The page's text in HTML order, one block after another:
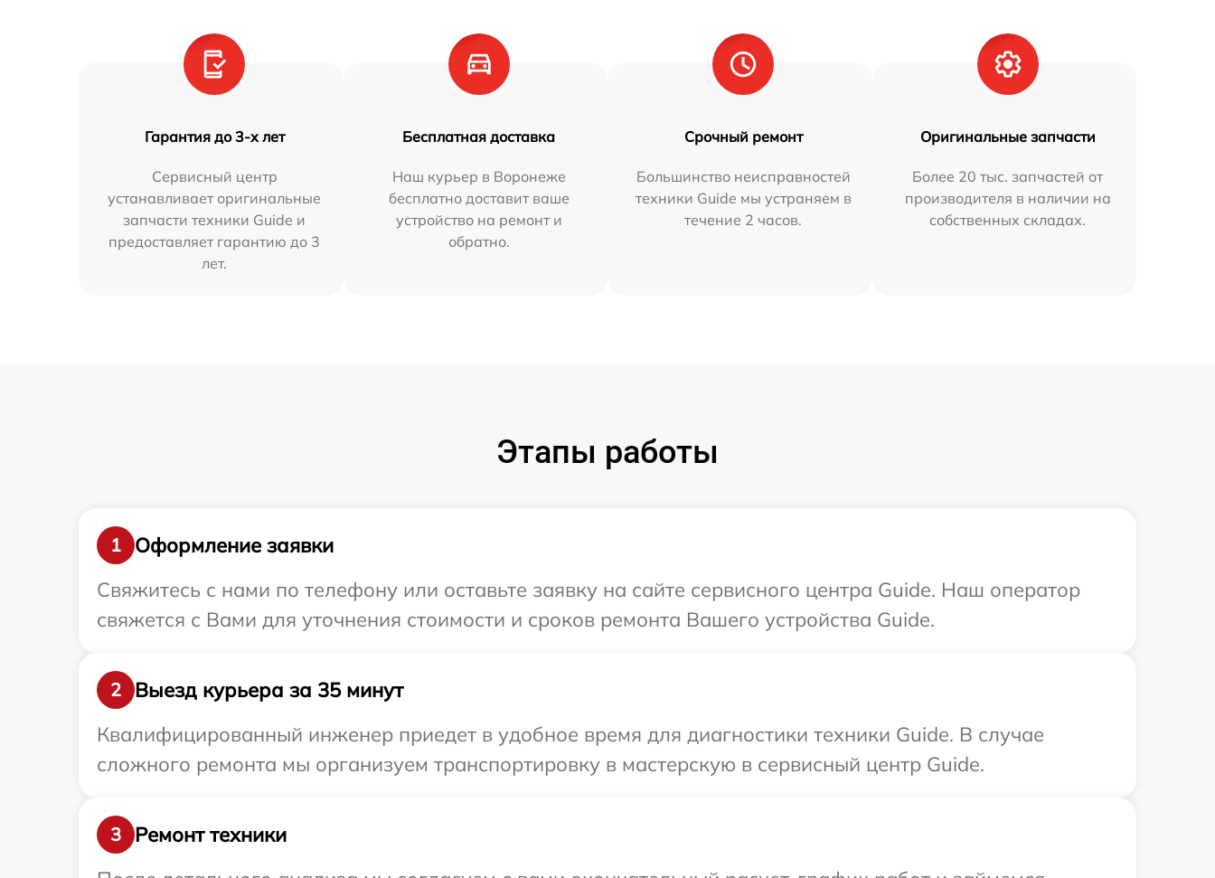
Гарантия до 3-х лет
Сервисный центр
устанавливает оригинальные
запчасти техники Guide и
предоставляет гарантию до 3
лет.
Бесплатная доставка
Наш курьер в Воронеже
бесплатно доставит ваше
устройство на ремонт и
обратно.
Срочный ремонт
Большинство неисправностей
техники Guide мы устраняем в
течение 2 часов.
Оригинальные запчасти
Более 20 тыс. запчастей от
производителя в наличии на
собственных складах.
Этапы работы
1
Оформление заявки
Свяжитесь с нами по телефону или оставьте заявку на сайте сервисного центра Guide. Наш оператор
свяжется с Вами для уточнения стоимости и сроков ремонта Вашего устройства Guide.
2
Выезд курьера за 35 минут
Квалифицированный инженер приедет в удобное время для диагностики техники Guide. В случае
сложного ремонта мы организуем транспортировку в мастерскую в сервисный центр Guide.
3
Ремонт техники